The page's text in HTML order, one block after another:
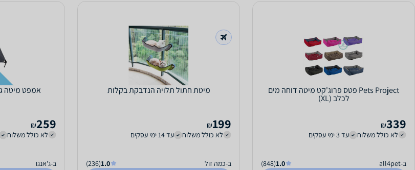
Pets Project פטס פרוג'קט מיטה דוחה מים
לכלב (XL)
339
₪
לא כולל משלוח
עד 3 ימי עסקים
ב-all4pet 1.0
(848)
מיטת חתול תלויה הנדבקת בקלות
199
₪
לא כולל משלוח
עד 14 ימי עסקים
ב-כמה זול 1.0
(236)
אמפט מיטה גבוהה
259
₪
לא כולל משלוח
ב-ג'אנגו